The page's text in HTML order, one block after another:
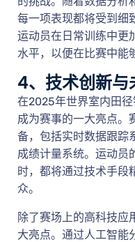
每一项表现都将受到细
运动员在日常训练中更
水平，以便在比赛中能
4、技术创新与
在2025年世界室内田
成为赛事的一大亮点。
备，包括实时数据跟踪
成绩计量系统。运动员
时，都将通过技术手段
众。
除了赛场上的高科技应
大亮点。通过人工智能